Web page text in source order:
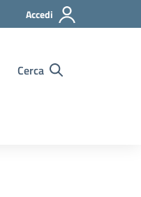
Accedi
Cerca